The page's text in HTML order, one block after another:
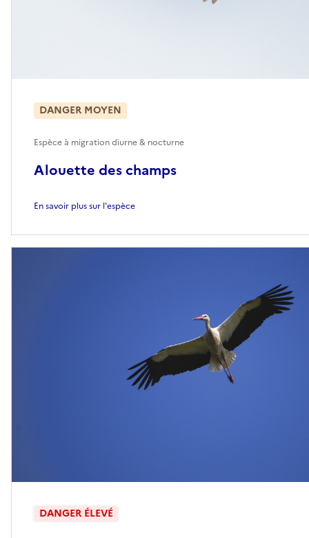
Alouette des champs
DANGER MOYEN
Espèce à migration diurne & nocturne
En savoir plus sur l'espèce
DANGER ÉLEVÉ